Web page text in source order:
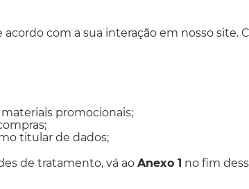
com a sua interação em nosso site.
promocionais;
titular de dados;
de tratamento, vá ao Anexo 1 no fim